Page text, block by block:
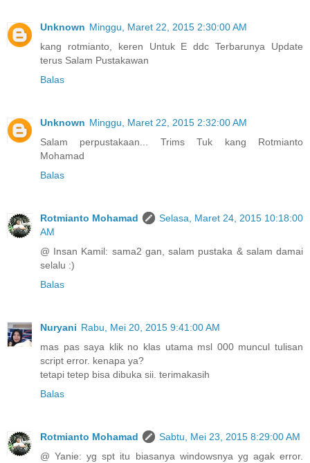
Unknown Minggu, Maret 22, 2015 2:30:00 AM
kang rotmianto, keren Untuk E ddc Terbarunya Update
terus Salam Pustakawan
Balas
Unknown Minggu, Maret 22, 2015 2:32:00 AM
Salam perpustakaan... Trims Tuk kang Rotmianto
Mohamad
Balas
Rotmianto Mohamad
Selasa, Maret 24, 2015 10:18:00
AM
@ Insan Kamil: sama2 gan, salam pustaka & salam damai
selalu :)
Balas
Nuryani Rabu, Mei 20, 2015 9:41:00 AM
mas pas saya klik no klas utama msl 000 muncul tulisan
script error. kenapa ya?
tetapi tetep bisa dibuka sii. terimakasih
Balas
Rotmianto Mohamad
Sabtu, Mei 23, 2015 8:29:00 AM
@ Yanie: yg spt itu biasanya windowsnya yg agak error.